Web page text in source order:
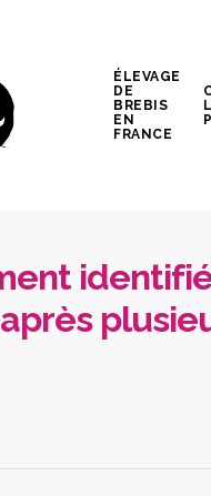
ÉLEVAGE
DE
BREBIS
EN
FRANCE